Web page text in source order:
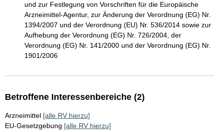
und zur Festlegung von Vorschriften für die Europäische
Arzneimittel-Agentur, zur Änderung der Verordnung (EG) Nr.
1394/2007 und der Verordnung (EU) Nr. 536/2014 sowie zur
Aufhebung der Verordnung (EG) Nr. 726/2004, der
Verordnung (EG) Nr. 141/2000 und der Verordnung (EG) Nr.
1901/2006
Betroffene Interessenbereiche (2)
Arzneimittel [alle RV hierzu]
EU-Gesetzgebung [alle RV hierzu]